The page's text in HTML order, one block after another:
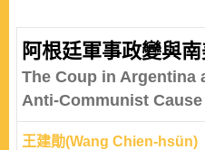
阿根廷軍事政變與
The Coup in Argentina
Anti-Communist
王建勛(Wang Chien-hsün)